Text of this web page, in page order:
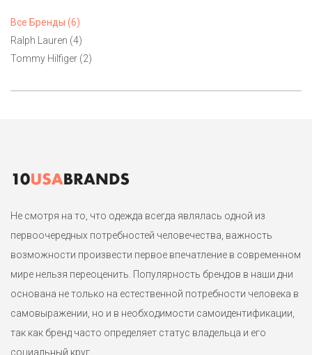
9500 ₽
Уютный джемпер Ralph Lauren из высококачественного пима
хлопка кораллового цвета. Маркировка XS на р.42-44.
Вышитый логотип на груди.
Все Бренды (6)
Ralph Lauren (4)
Tommy Hilfiger (2)
Не смотря на то, что одежда всегда являлась одной из
первоочередных потребностей человечества, важность
возможности произвести первое впечатление в современном
мире нельзя переоценить. Популярность брендов в наши дни
основана не только на естественной потребности человека в
самовыражении, но и в необходимости самоидентификации,
так как бренд часто определяет статус владельца и его
социальный круг.